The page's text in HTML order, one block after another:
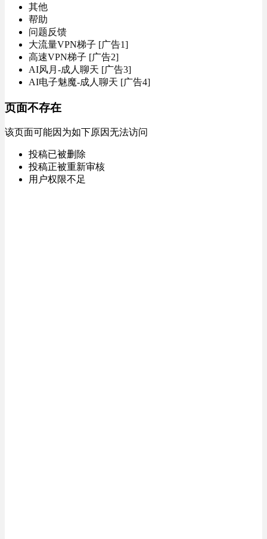
其他
帮助
问题反馈
大流量VPN梯子 [广告1]
高速VPN梯子 [广告2]
AI风月-成人聊天 [广告3]
AI电子魅魔-成人聊天 [广告4]
页面不存在
该页面可能因为如下原因无法访问
投稿已被删除
投稿正被重新审核
用户权限不足